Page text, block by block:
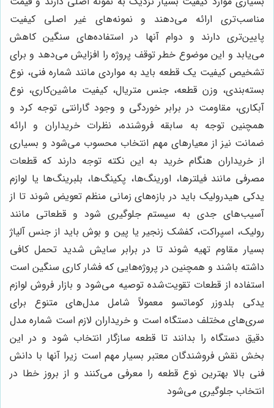
مناسب‌تری ارائه می‌دهند و نمونه‌های غیر اصلی کیفیت
پایین‌تری دارند و دوام آنها در استفاده‌های سنگین کاهش
می‌یابد و این موضوع خطر توقف پروژه را افزایش می‌دهد و برای
تشخیص کیفیت یک قطعه باید به مواردی مانند شماره فنی، نوع
بسته‌بندی، وزن قطعه، جنس متریال، کیفیت ماشین‌کاری، نوع
آبکاری، مقاومت در برابر خوردگی و وجود گارانتی توجه کرد و
همچنین توجه به سابقه فروشنده، نظرات خریداران و ارائه
ضمانت نیز از معیارهای مهم انتخاب محسوب می‌شود و بسیاری
از خریداران هنگام خرید به این نکته توجه دارند که قطعات
مصرفی مانند فیلترها، اورینگ‌ها، پکینگ‌ها، بلبرینگ‌ها یا لوازم
یدکی هیدرولیک باید در بازه‌های زمانی منظم تعویض شوند تا از
آسیب‌های جدی به سیستم جلوگیری شود و قطعاتی مانند
رولیک، اسپراکت، کفشک زنجیر یا پین و بوش باید از جنس آلیاژ
بسیار مقاوم تهیه شوند تا در برابر سایش شدید تحمل کافی
داشته باشند و همچنین در پروژه‌هایی که فشار کاری سنگین است
استفاده از قطعات تقویت‌شده توصیه می‌شود و بازار فروش لوازم
یدکی بلدوزر کوماتسو معمولاً شامل مدل‌های متنوع برای
سری‌های مختلف دستگاه است و خریداران لازم است شماره مدل
دقیق دستگاه را بدانند تا قطعه سازگار انتخاب شود و در این
بخش نقش فروشندگان معتبر بسیار مهم است زیرا آنها با دانش
فنی بالا بهترین نوع قطعه را معرفی می‌کنند و از بروز خطا در
انتخاب جلوگیری می‌شود